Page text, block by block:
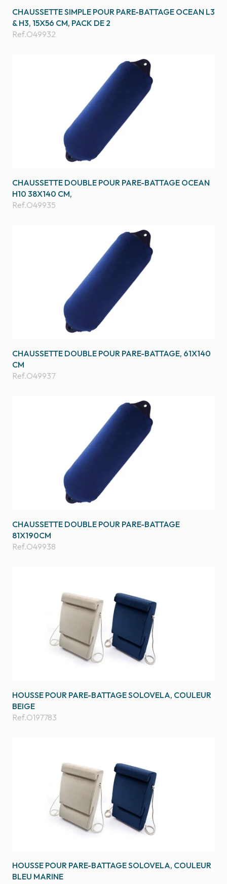
CHAUSSETTE SIMPLE POUR PARE-BATTAGE OCEAN L3
& H3, 15X56 CM, PACK DE 2
Ref.O49932
CHAUSSETTE DOUBLE POUR PARE-BATTAGE OCEAN
H10 38X140 CM,
Ref.O49935
CHAUSSETTE DOUBLE POUR PARE-BATTAGE, 61X140
CM
Ref.O49937
CHAUSSETTE DOUBLE POUR PARE-BATTAGE
81X190CM
Ref.O49938
HOUSSE POUR PARE-BATTAGE SOLOVELA, COULEUR
BEIGE
Ref.O197783
HOUSSE POUR PARE-BATTAGE SOLOVELA, COULEUR
BLEU MARINE